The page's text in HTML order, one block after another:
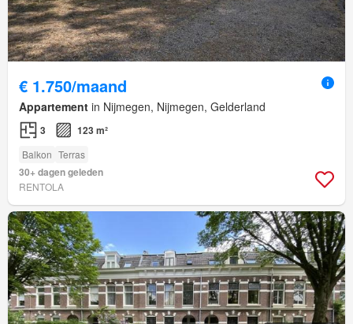
€ 1.750/maand
Appartement in Nijmegen, Nijmegen, Gelderland
3 123 m²
Balkon Terras
30+ dagen geleden
RENTOLA